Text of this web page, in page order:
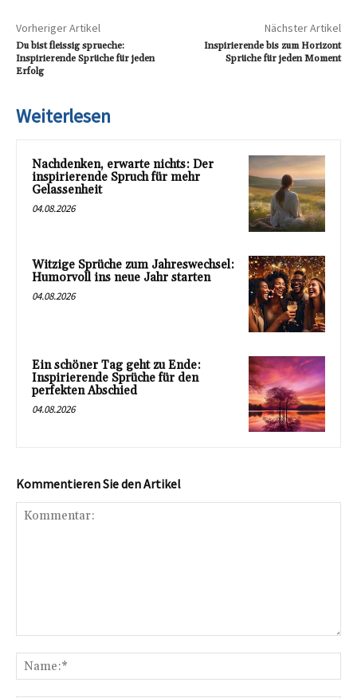
Vorheriger Artikel
Du bist fleissig sprueche:
Inspirierende Sprüche für jeden
Erfolg
Nächster Artikel
Inspirierende bis zum Horizont
Sprüche für jeden Moment
Weiterlesen
Nachdenken, erwarte nichts: Der
inspirierende Spruch für mehr
Gelassenheit
04.08.2026
Witzige Sprüche zum Jahreswechsel:
Humorvoll ins neue Jahr starten
04.08.2026
Ein schöner Tag geht zu Ende:
Inspirierende Sprüche für den
perfekten Abschied
04.08.2026
Kommentieren Sie den Artikel